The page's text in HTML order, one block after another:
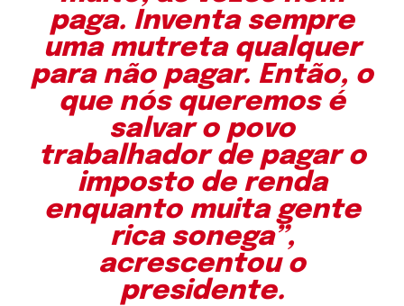
paga. Inventa sempre
uma mutreta qualquer
para não pagar. Então, o
que nós queremos é
salvar o povo
trabalhador de pagar o
imposto de renda
enquanto muita gente
rica sonega”,
acrescentou o
presidente.